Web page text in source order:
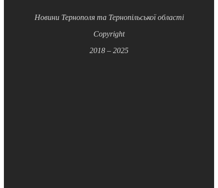
Новини Тернополя та Тернопільської області
Copyright
2018 – 2025